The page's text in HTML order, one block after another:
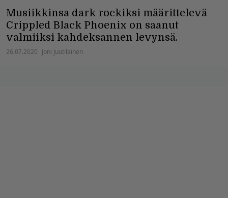
Musiikkinsa dark rockiksi määrittelevä
Crippled Black Phoenix on saanut
valmiiksi kahdeksannen levynsä.
26.07.2020 Joni Juutilainen